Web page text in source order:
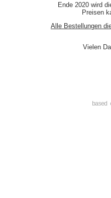
Ende 2020 wird
Preisen
Alle Bestellungen
Vielen